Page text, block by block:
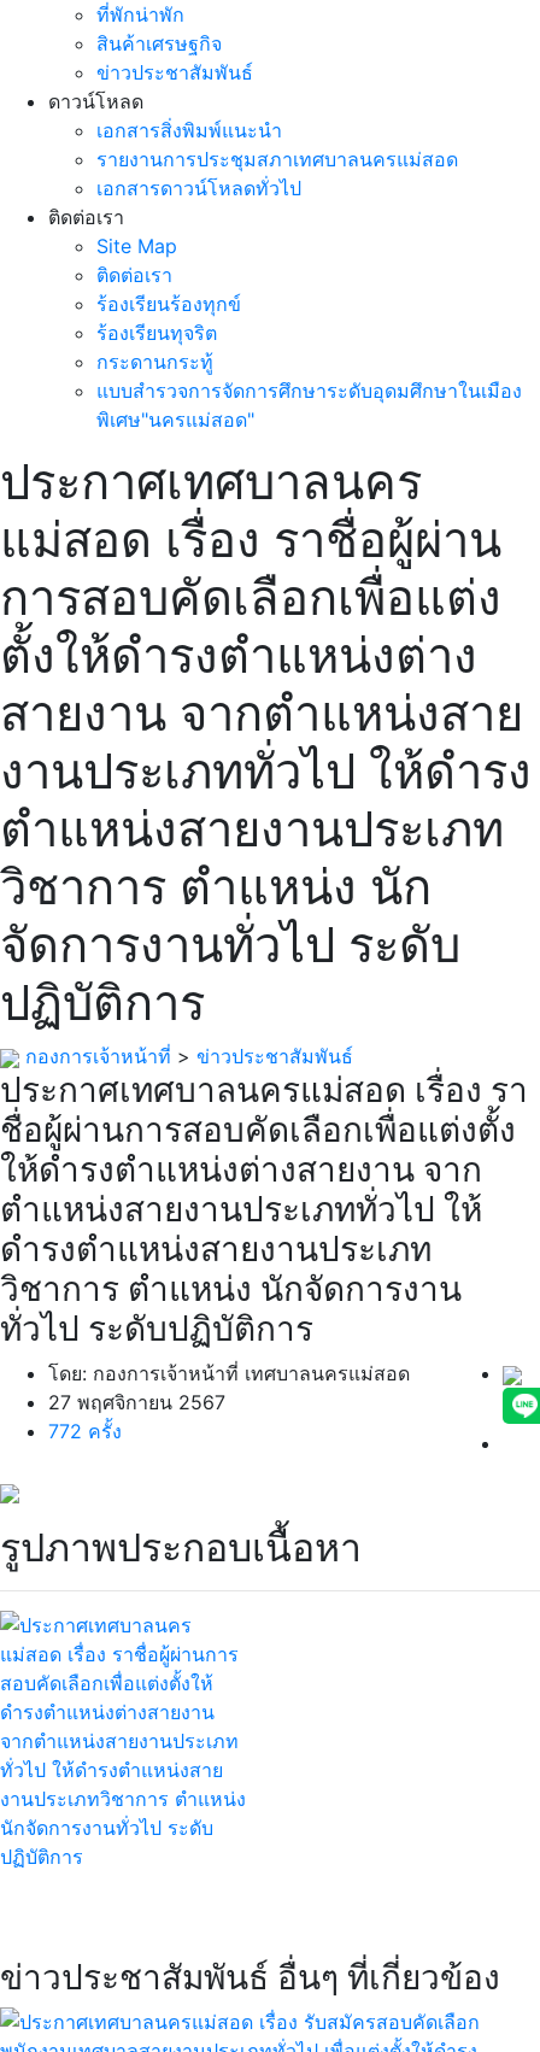
ที่พักน่าพัก
สินค้าเศรษฐกิจ
ข่าวประชาสัมพันธ์
ดาวน์โหลด
เอกสารสิ่งพิมพ์แนะนำ
รายงานการประชุมสภาเทศบาลนครแม่สอด
เอกสารดาวน์โหลดทั่วไป
ติดต่อเรา
Site Map
ติดต่อเรา
ร้องเรียนร้องทุกข์
ร้องเรียนทุจริต
กระดานกระทู้
แบบสำรวจการจัดการศึกษาระดับอุดมศึกษาในเมือง
พิเศษ"นครแม่สอด"
ประกาศเทศบาลนคร
แม่สอด เรื่อง ราชื่อผู้ผ่าน
การสอบคัดเลือกเพื่อแต่ง
ตั้งให้ดำรงตำแหน่งต่าง
สายงาน จากตำแหน่งสาย
งานประเภททั่วไป ให้ดำรง
ตำแหน่งสายงานประเภท
วิชาการ ตำแหน่ง นัก
จัดการงานทั่วไป ระดับ
ปฏิบัติการ
กองการเจ้าหน้าที่ > ข่าวประชาสัมพันธ์
ประกาศเทศบาลนครแม่สอด เรื่อง รา
ชื่อผู้ผ่านการสอบคัดเลือกเพื่อแต่งตั้ง
ให้ดำรงตำแหน่งต่างสายงาน จาก
ตำแหน่งสายงานประเภททั่วไป ให้
ดำรงตำแหน่งสายงานประเภท
วิชาการ ตำแหน่ง นักจัดการงาน
ทั่วไป ระดับปฏิบัติการ
โดย: กองการเจ้าหน้าที่ เทศบาลนครแม่สอด
27 พฤศจิกายน 2567
772 ครั้ง
รูปภาพประกอบเนื้อหา
ข่าวประชาสัมพันธ์ อื่นๆ ที่เกี่ยวข้อง